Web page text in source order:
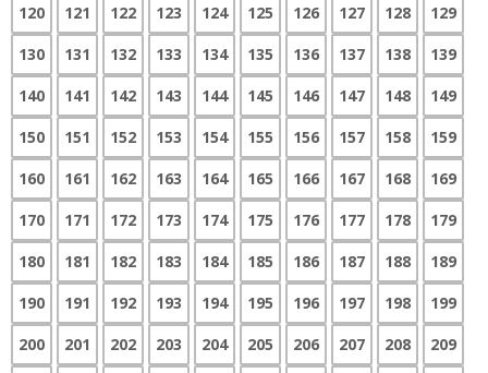
120
121 122 123 124 125 126 127 128
129
130
131 132 133 134 135 136 137 138
139
140
141 142 143 144 145 146 147 148
149
150
151 152 153 154 155 156 157 158
159
160
161 162 163 164 165 166 167 168
169
170
171 172 173 174 175 176 177 178
179
180
181 182 183 184 185 186 187 188
189
190
191 192 193 194 195 196 197 198
199
200
201 202 203 204 205 206 207 208
209